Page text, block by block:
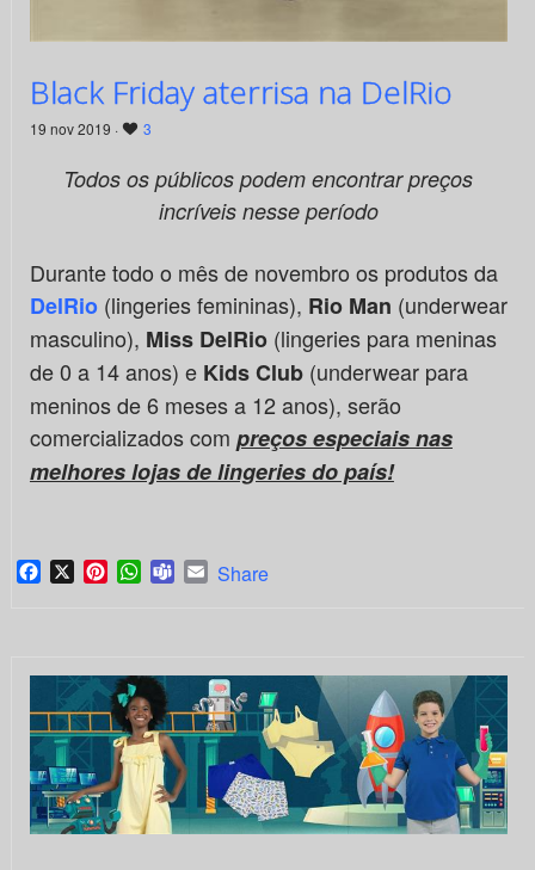
Black Friday aterrisa na DelRio
19 nov 2019 · 3
Todos os públicos podem encontrar preços
incríveis nesse período
Durante todo o mês de novembro os produtos da
DelRio (lingeries femininas), Rio Man (underwear
masculino), Miss DelRio(lingeries para meninas
de 0 a 14 anos) e Kids Club(underwear para
meninos de 6 meses a 12 anos), serão
comercializados com preços especiais nas
melhores lojas de lingeries do país!
Facebook
X PinterestWhatsApp
TeamsEmail
Share